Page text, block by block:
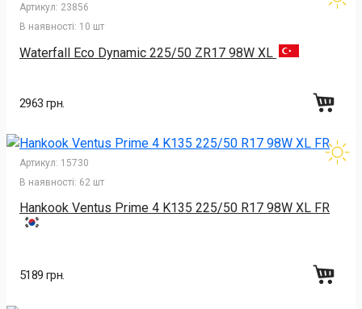
Артикул: 23856
В наявності: 10 шт
Waterfall Eco Dynamic 225/50 ZR17 98W XL
2963 грн.
Артикул: 15730
В наявності: 62 шт
Hankook Ventus Prime 4 K135 225/50 R17 98W XL FR
5189 грн.